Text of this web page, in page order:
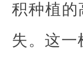
积种植的
失。这一